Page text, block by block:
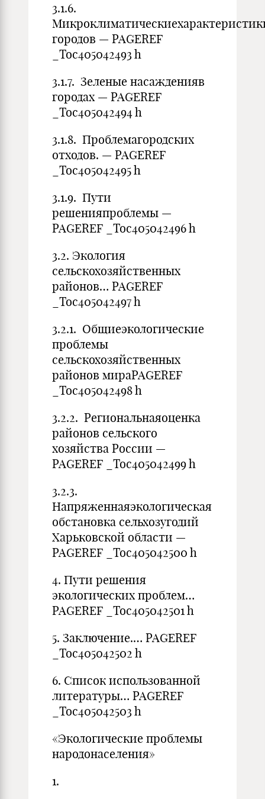
3.1.6.
городов — PAGEREF
_Toc405042493 h
3.1.7. Зеленые насажденияв
городах — PAGEREF
_Toc405042494 h
3.1.8. Проблемагородских
отходов. — PAGEREF
_Toc405042495 h
3.1.9. Пути
решенияпроблемы —
PAGEREF _Toc405042496 h
3.2. Экология
сельскохозяйственных
районов… PAGEREF
_Toc405042497 h
3.2.1. Общиеэкологические
проблемы
сельскохозяйственных
районов мираPAGEREF
_Toc405042498 h
3.2.2. Региональнаяоценка
районов сельского
хозяйства России —
PAGEREF _Toc405042499 h
3.2.3.
Напряженнаяэкологическая
обстановка сельхозугодий
Харьковской области —
PAGEREF _Toc405042500 h
4. Пути решения
экологических проблем…
PAGEREF _Toc405042501 h
5. Заключение.… PAGEREF
_Toc405042502 h
6. Список использованной
литературы… PAGEREF
_Toc405042503 h
«Экологические проблемы
народонаселения»
1.